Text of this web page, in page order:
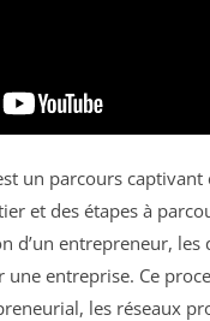
un parcours
et des étapes à
d’un entrepreneur,
une entreprise. Ce
les réseaux